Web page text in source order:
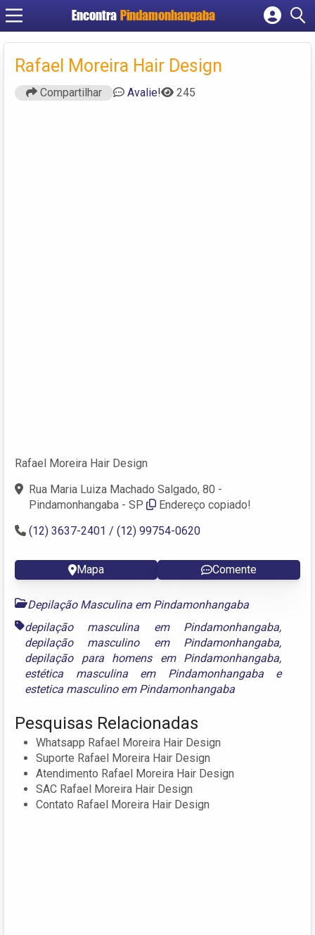
Encontra Pindamonhangaba
Cadastrar empresa
Criar conta
Rafael Moreira Hair Design
Compartilhar Avalie! 245
Rafael Moreira Hair Design
Rua Maria Luiza Machado Salgado, 80 -
Pindamonhangaba - SP
Endereço copiado!
(12) 3637-2401 / (12) 99754-0620
Mapa Comente
Depilação Masculina em Pindamonhangaba
depilação masculina em Pindamonhangaba,
depilação masculino em Pindamonhangaba,
depilação para homens em Pindamonhangaba,
estética masculina em Pindamonhangabae
estetica masculino em Pindamonhangaba
Pesquisas Relacionadas
Whatsapp Rafael Moreira Hair Design
Suporte Rafael Moreira Hair Design
Atendimento Rafael Moreira Hair Design
SAC Rafael Moreira Hair Design
Contato Rafael Moreira Hair Design